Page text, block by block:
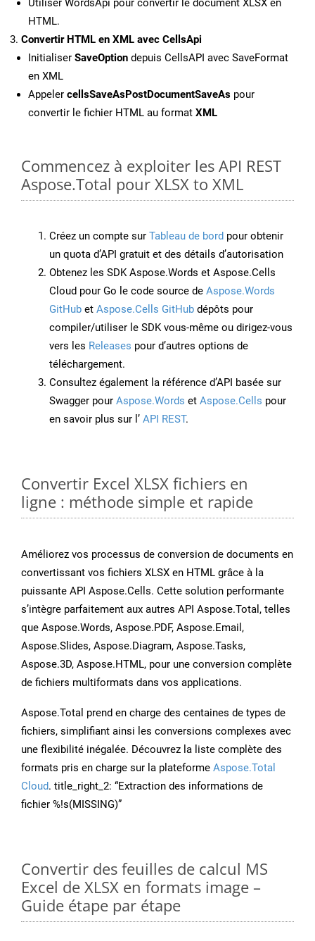
Utiliser WordsApi pour convertir le document XLSX en
HTML.
Convertir HTML en XML avec CellsApi
Initialiser SaveOption depuis CellsAPI avec SaveFormat
en XML
Appeler cellsSaveAsPostDocumentSaveAs pour
convertir le fichier HTML au format XML
Commencez à exploiter les API REST
Aspose.Total pour XLSX to XML
Créez un compte sur Tableau de bord pour obtenir
un quota d’API gratuit et des détails d’autorisation
Obtenez les SDK Aspose.Words et Aspose.Cells
Cloud pour Go le code source de Aspose.Words
GitHub et Aspose.Cells GitHub dépôts pour
compiler/utiliser le SDK vous-même ou dirigez-vous
vers les Releases pour d’autres options de
téléchargement.
Consultez également la référence d’API basée sur
Swagger pour Aspose.Words et Aspose.Cells pour
en savoir plus sur l’ API REST.
Convertir Excel XLSX fichiers en
ligne : méthode simple et rapide
Améliorez vos processus de conversion de documents en
convertissant vos fichiers XLSX en HTML grâce à la
puissante API Aspose.Cells. Cette solution performante
s’intègre parfaitement aux autres API Aspose.Total, telles
que Aspose.Words, Aspose.PDF, Aspose.Email,
Aspose.Slides, Aspose.Diagram, Aspose.Tasks,
Aspose.3D, Aspose.HTML, pour une conversion complète
de fichiers multiformats dans vos applications.
Aspose.Total prend en charge des centaines de types de
fichiers, simplifiant ainsi les conversions complexes avec
une flexibilité inégalée. Découvrez la liste complète des
formats pris en charge sur la plateforme Aspose.Total
Cloud. title_right_2: “Extraction des informations de
fichier %!s(MISSING)”
Convertir des feuilles de calcul MS
Excel de XLSX en formats image –
Guide étape par étape